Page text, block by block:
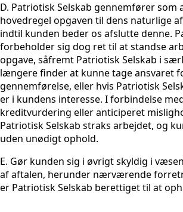
D. Patriotisk Selskab gennemfører som
hovedregel opgaven til dens naturlige
indtil kunden beder os afslutte denne.
forbeholder sig dog ret til at standse
opgave, såfremt Patriotisk Selskab i
længere finder at kunne tage ansvaret
gennemførelse, eller hvis Patriotisk
er i kundens interesse. I forbindelse
kreditvurdering eller anticiperet
Patriotisk Selskab straks arbejdet, og
uden unødigt ophold.
E. Gør kunden sig i øvrigt skyldig i
af aftalen, herunder nærværende
er Patriotisk Selskab berettiget til at